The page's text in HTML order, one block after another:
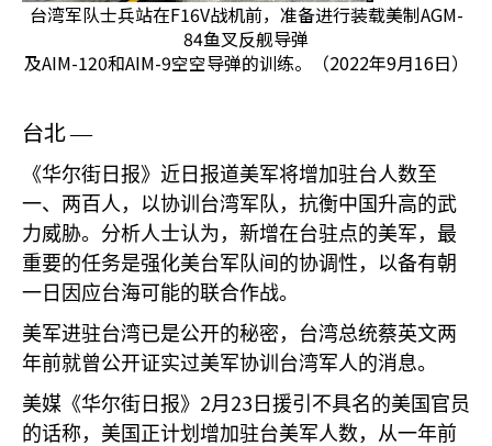
台湾军队士兵站在F16V战机前，准备进行装载美制AGM-
84鱼叉反舰导弹
及AIM-120和AIM-9空空导弹的训练。（2022年9月16日）
台北—
《华尔街日报》近日报道美军将增加驻台人数至
一、两百人，以协训台湾军队，抗衡中国升高的武
力威胁。分析人士认为，新增在台驻点的美军，最
重要的任务是强化美台军队间的协调性，以备有朝
一日因应台海可能的联合作战。
美军进驻台湾已是公开的秘密，台湾总统蔡英文两
年前就曾公开证实过美军协训台湾军人的消息。
美媒《华尔街日报》 2月 23 日援引不具名的美国官员
的话称，美国正计划增加驻台美军人数，从一年前